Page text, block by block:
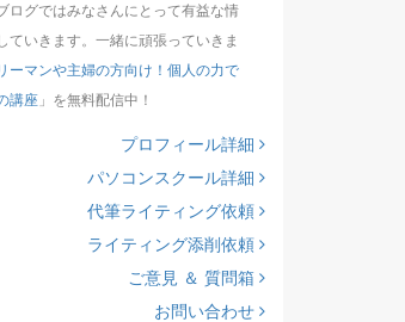
ログではみなさんにとって有益な情
ていきます。一緒に頑張っていきま
ーマンや主婦の方向け！個人の力で
講座 」を無料配信中！
プロフィール詳細
パソコンスクール詳細
代筆ライティング依頼
ライティング添削依頼
ご意見 ＆ 質問箱
お問い合わせ